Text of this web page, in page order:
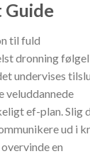
til fuld
dronning
undervises
veluddannede
ef-plan. Slig
ud i
en